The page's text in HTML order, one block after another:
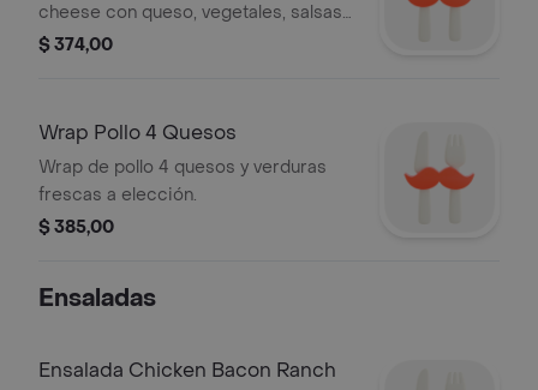
cheese con queso, vegetales, salsas
a elección
$ 374,00
Wrap Pollo 4 Quesos
Wrap de pollo 4 quesos y verduras
frescas a elección.
$ 385,00
Ensaladas
Ensalada Chicken Bacon Ranch